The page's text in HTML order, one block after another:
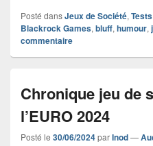
Posté dansJeux de Société,Tests
Blackrock Games,bluff,humour,
commentaire
Chronique jeu de
l’EURO 2024
Posté le 30/06/2024parInod—